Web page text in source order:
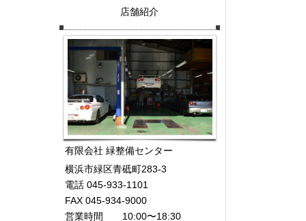
店舗紹介
有限会社 緑整備センター
横浜市緑区青砥町283-3
電話 045-933-1101
FAX 045-934-9000
営業時間 10:00〜18:30